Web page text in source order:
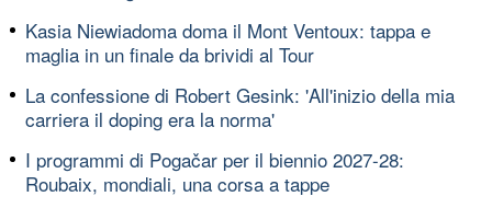
Kasia Niewiadoma doma il Mont Ventoux: tappa e
maglia in un finale da brividi al Tour
La confessione di Robert Gesink: 'All'inizio della mia
carriera il doping era la norma'
I programmi di Pogačar per il biennio 2027-28:
Roubaix, mondiali, una corsa a tappe